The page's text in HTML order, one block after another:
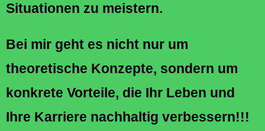
Situationen zu meistern.
Bei mir geht es nicht nur um
theoretische Konzepte, sondern um
konkrete Vorteile, die Ihr Leben und
Ihre Karriere nachhaltig verbessern!!!